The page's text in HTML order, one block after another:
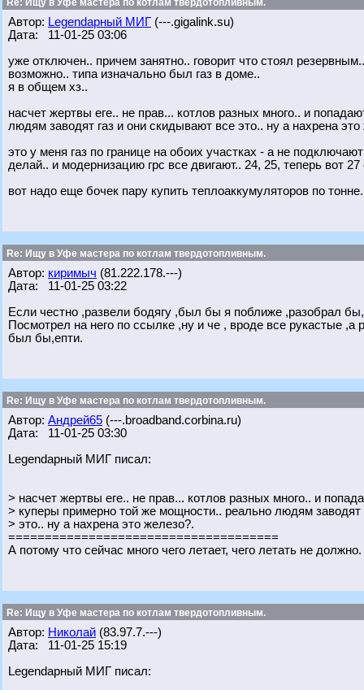
Re: Ищу в Уфе мастера по котлам твердотопливным.
Автор: Legendарный МИГ (---.gigalink.su)
Дата: 11-01-25 03:06
уже отключен.. причем занятно.. говорит что стоял
возможно.. типа изначально был газ в доме..
я в общем хз..
насчет жертвы еге.. не прав... котлов разных много.. и
людям заводят газ и они скидывают все это.. ну а нахрена
это у меня газ по границе на обоих участках - а не
делай.. и модернизацию грс все двигают.. 24, 25, теперь вот 27
вот надо еще бочек пару купить теплоаккумуляторов по
Re: Ищу в Уфе мастера по котлам твердотопливным.
Автор: киримыч (81.222.178.---)
Дата: 11-01-25 03:22
Если честно ,развели бодягу ,был бы я поближе ,разобрал
Посмотрел на него по ссылке ,ну и че , вроде все рукастые
был бы,епти.
Re: Ищу в Уфе мастера по котлам твердотопливным.
Автор: Андрей65 (---.broadband.corbina.ru)
Дата: 11-01-25 03:30
Legendарный МИГ писал:
> насчет жертвы еге.. не прав... котлов разных много.. и
> куперы примерно той же мощности.. реально людям заводят
> это.. ну а нахрена это железо?.
=====================================
А потому что сейчас много чего летает, чего летать не
Re: Ищу в Уфе мастера по котлам твердотопливным.
Автор: Николай (83.97.7.---)
Дата: 11-01-25 15:19
Legendарный МИГ писал: